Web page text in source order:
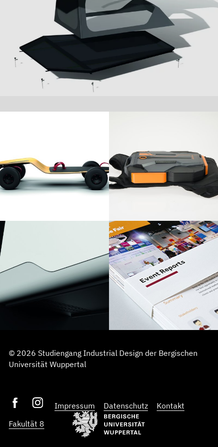
© 2026 Studiengang Industrial Design der Bergischen
Universität Wuppertal
Impressum Datenschutz
Kontakt
Fakultät 8